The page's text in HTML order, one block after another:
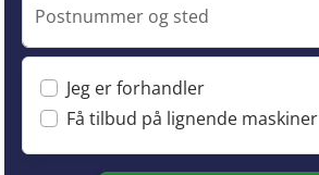
Postnummer og sted
Jeg er forhandler
Få tilbud på lignende maskiner